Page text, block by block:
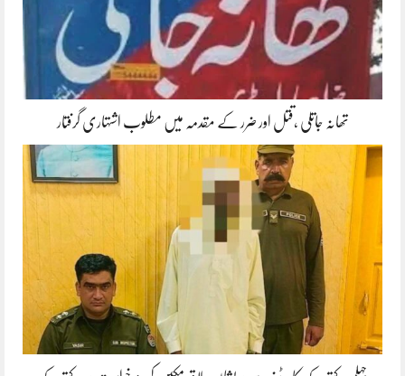
تھانہ جاتلی ،قتل اور ضرر کے مقدمہ میں مطلوب اشتہاری گرفتار